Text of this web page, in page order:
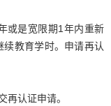
或是宽限期1年内重新
教育学时。申请再认
再认证申请。